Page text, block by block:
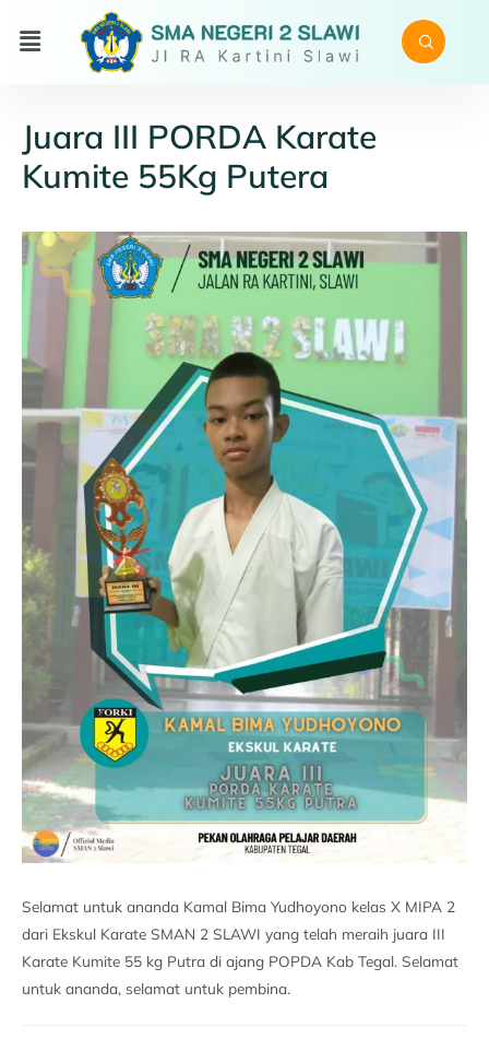
Juara III PORDA Karate
Kumite 55Kg Putera
Selamat untuk ananda Kamal Bima Yudhoyono kelas X MIPA 2
dari Ekskul Karate SMAN 2 SLAWI yang telah meraih juara III
Karate Kumite 55 kg Putra di ajang POPDA Kab Tegal. Selamat
untuk ananda, selamat untuk pembina.